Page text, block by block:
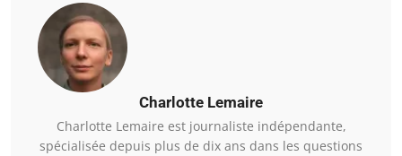
Charlotte Lemaire
Charlotte Lemaire est journaliste indépendante,
spécialisée depuis plus de dix ans dans les questions